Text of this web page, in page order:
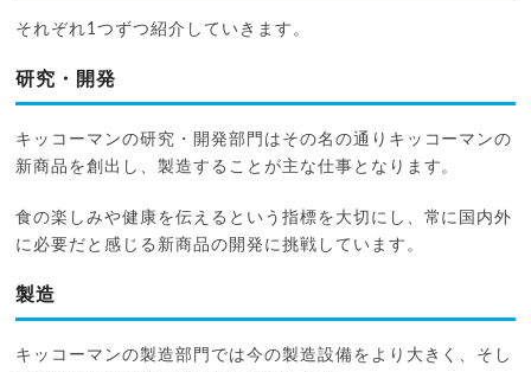
それぞれ1つずつ紹介していきます。
研究・開発
キッコーマンの研究・開発部門はその名の通りキッコーマンの
新商品を創出し、製造することが主な仕事となります。
食の楽しみや健康を伝えるという指標を大切にし、常に国内外
に必要だと感じる新商品の開発に挑戦しています。
製造
キッコーマンの製造部門では今の製造設備をより大きく、そし